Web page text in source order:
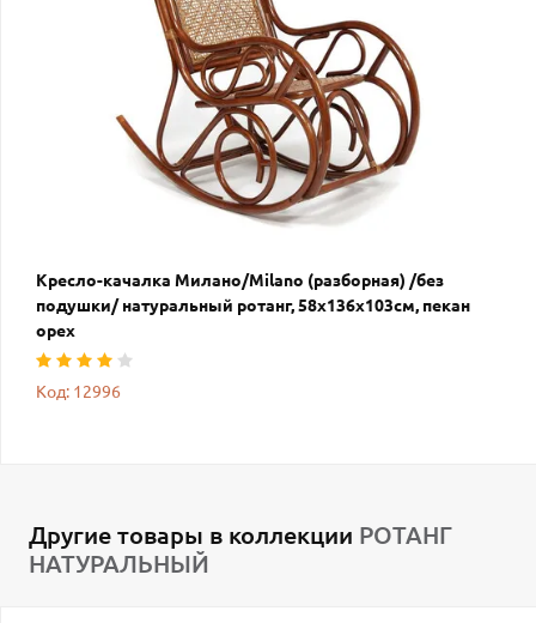
Кресло-качалка Милано/Milano (разборная) /без
подушки/ натуральный ротанг, 58х136х103см, пекан
орех
Код: 12996
Другие товары в коллекции РОТАНГ
НАТУРАЛЬНЫЙ